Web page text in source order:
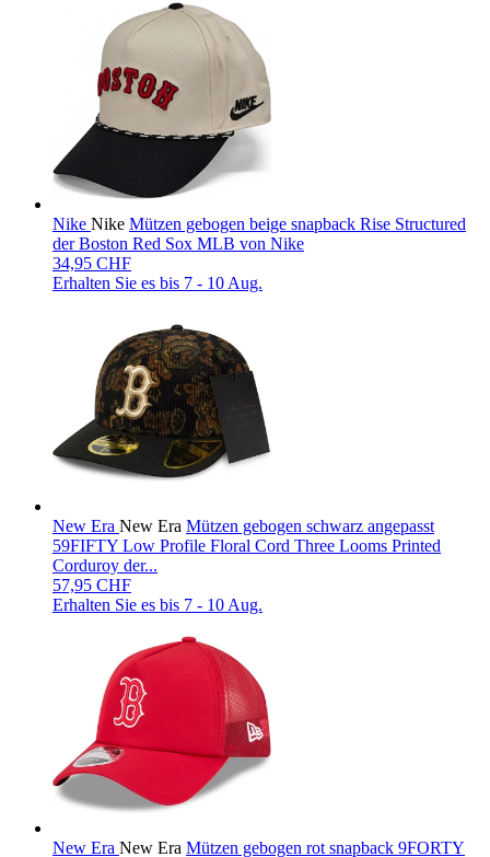
Nike Nike Mützen gebogen beige snapback Rise Structured
der Boston Red Sox MLB von Nike
34,95 CHF
Erhalten Sie es bis 7 - 10 Aug.
New Era New Era Mützen gebogen schwarz angepasst
59FIFTY Low Profile Floral Cord Three Looms Printed
Corduroy der...
57,95 CHF
Erhalten Sie es bis 7 - 10 Aug.
New Era New Era Mützen gebogen rot snapback 9FORTY